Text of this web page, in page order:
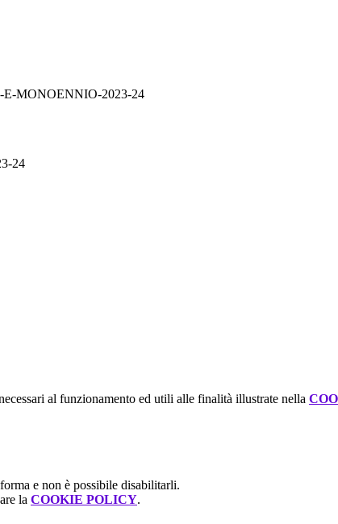
MONOENNIO-2023-24
24
al funzionamento ed utili alle finalità illustrate nella
e non è possibile disabilitarli.
la COOKIE POLICY.